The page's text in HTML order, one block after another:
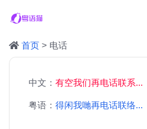
首页 > 电话
中文： 有空我们再电话联系...
粤语： 得闲我哋再电话联络...